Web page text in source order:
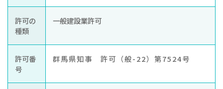
許可の
種類
一般建設業許可
許可番
号
群馬県知事 許可（般-22）第7524号